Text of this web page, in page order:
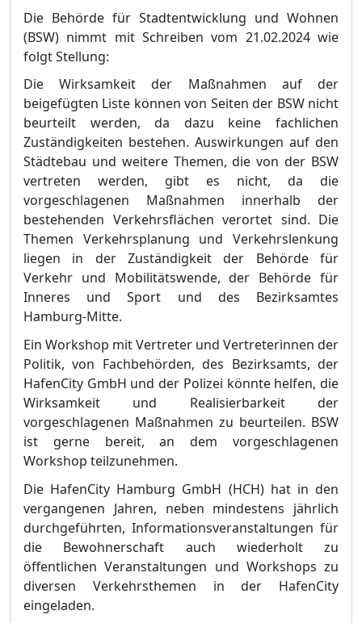
Die Behörde für Stadtentwicklung und Wohnen
(BSW) nimmt mit Schreiben vom 21.02.2024 wie
folgt Stellung:
Die Wirksamkeit der Maßnahmen auf der
beigefügten Liste können von Seiten der BSW nicht
beurteilt werden, da dazu keine fachlichen
Zuständigkeiten bestehen. Auswirkungen auf den
Städtebau und weitere Themen, die von der BSW
vertreten werden, gibt es nicht, da die
vorgeschlagenen Maßnahmen innerhalb der
bestehenden Verkehrsflächen verortet sind. Die
Themen Verkehrsplanung und Verkehrslenkung
liegen in der Zuständigkeit der Behörde für
Verkehr und Mobilitätswende, der Behörde für
Inneres und Sport und des Bezirksamtes
Hamburg-Mitte.
Ein Workshop mit Vertreter und Vertreterinnen der
Politik, von Fachbehörden, des Bezirksamts, der
HafenCity GmbH und der Polizei könnte helfen, die
Wirksamkeit und Realisierbarkeit der
vorgeschlagenen Maßnahmen zu beurteilen. BSW
ist gerne bereit, an dem vorgeschlagenen
Workshop teilzunehmen.
Die HafenCity Hamburg GmbH (HCH) hat in den
vergangenen Jahren, neben mindestens jährlich
durchgeführten, Informationsveranstaltungen für
die Bewohnerschaft auch wiederholt zu
öffentlichen Veranstaltungen und Workshops zu
diversen Verkehrsthemen in der HafenCity
eingeladen.